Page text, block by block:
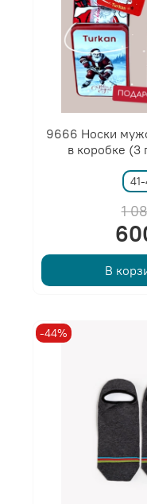
9666 Носки
в коробке (3
1
В
-44%